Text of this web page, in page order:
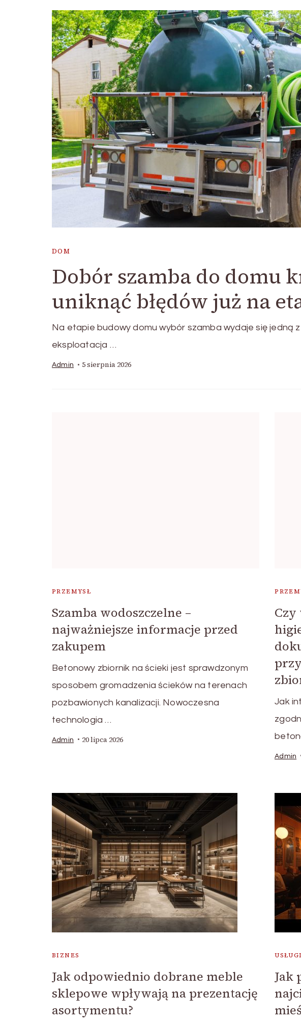
DOM
Dobór szamba do domu
uniknąć błędów już na
Na etapie budowy domu wybór szamba wydaje się jedną
eksploatacja …
Admin 5 sierpnia 2026
PRZEMYSŁ
Szamba wodoszczelne –
najważniejsze informacje przed
zakupem
Betonowy zbiornik na ścieki jest sprawdzonym
sposobem gromadzenia ścieków na terenach
pozbawionych kanalizacji. Nowoczesna
technologia …
Admin 20 lipca 2026
Jak
Admin
BIZNES
Jak odpowiednio dobrane meble
sklepowe wpływają na prezentację
asortymentu?
USŁUGI
Jak